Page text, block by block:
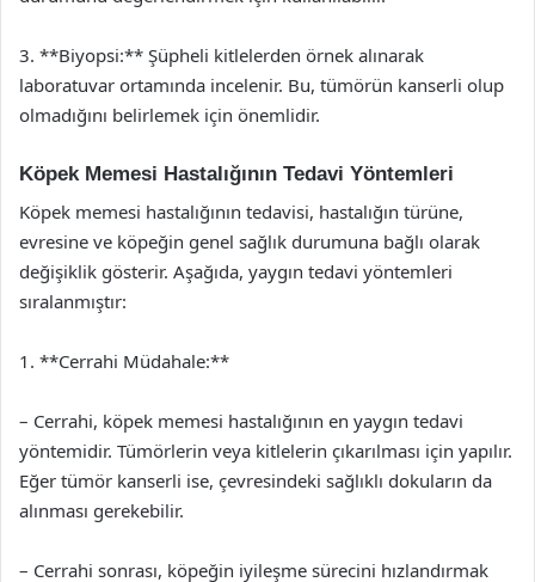
3. **Biyopsi:** Şüpheli kitlelerden örnek alınarak
laboratuvar ortamında incelenir. Bu, tümörün kanserli olup
olmadığını belirlemek için önemlidir.
Köpek Memesi Hastalığının Tedavi Yöntemleri
Köpek memesi hastalığının tedavisi, hastalığın türüne,
evresine ve köpeğin genel sağlık durumuna bağlı olarak
değişiklik gösterir. Aşağıda, yaygın tedavi yöntemleri
sıralanmıştır:
1. **Cerrahi Müdahale:**
– Cerrahi, köpek memesi hastalığının en yaygın tedavi
yöntemidir. Tümörlerin veya kitlelerin çıkarılması için yapılır.
Eğer tümör kanserli ise, çevresindeki sağlıklı dokuların da
alınması gerekebilir.
– Cerrahi sonrası, köpeğin iyileşme sürecini hızlandırmak